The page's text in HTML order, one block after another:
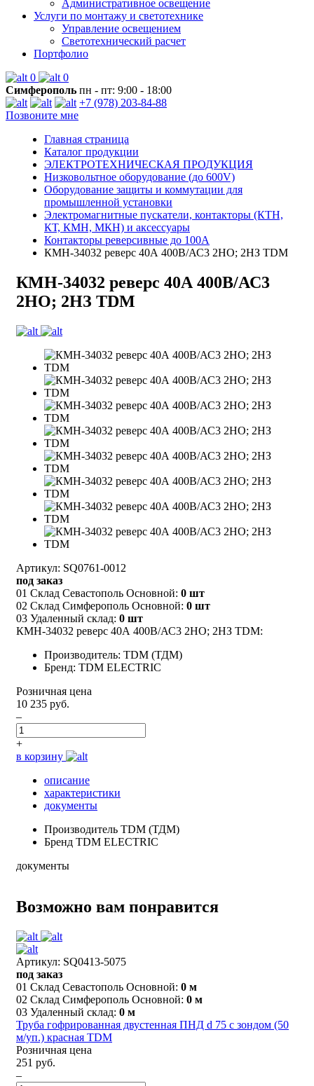
Административное освещение
Услуги по монтажу и светотехнике
Управление освещением
Светотехнический расчет
Портфолио
0
0
Симферополь пн - пт: 9:00 - 18:00
+7 (978) 203-84-88
Позвоните мне
Главная страница
Каталог продукции
ЭЛЕКТРОТЕХНИЧЕСКАЯ ПРОДУКЦИЯ
Низковольтное оборудование (до 600V)
Оборудование защиты и коммутации для
промышленной установки
Электромагнитные пускатели, контакторы (КТН,
КТ, КМН, МКН) и аксессуары
Контакторы реверсивные до 100А
КМН-34032 реверс 40А 400В/АС3 2НО; 2НЗ TDM
КМН-34032 реверс 40А 400В/АС3
2НО; 2НЗ TDM
Артикул: SQ0761-0012
под заказ
01 Склад Севастополь Основной: 0 шт
02 Склад Симферополь Основной: 0 шт
03 Удаленный склад: 0 шт
КМН-34032 реверс 40А 400В/АС3 2НО; 2НЗ TDM:
Производитель: TDM (ТДМ)
Бренд: TDM ELECTRIC
Розничная цена
10 235 руб.
–
+
в корзину
описание
характеристики
документы
Производитель TDM (ТДМ)
Бренд TDM ELECTRIC
документы
Возможно вам понравится
Артикул: SQ0413-5075
под заказ
01 Склад Севастополь Основной: 0 м
02 Склад Симферополь Основной: 0 м
03 Удаленный склад: 0 м
Труба гофрированная двустенная ПНД d 75 с зондом (50
м/уп.) красная TDM
Розничная цена
251 руб.
–